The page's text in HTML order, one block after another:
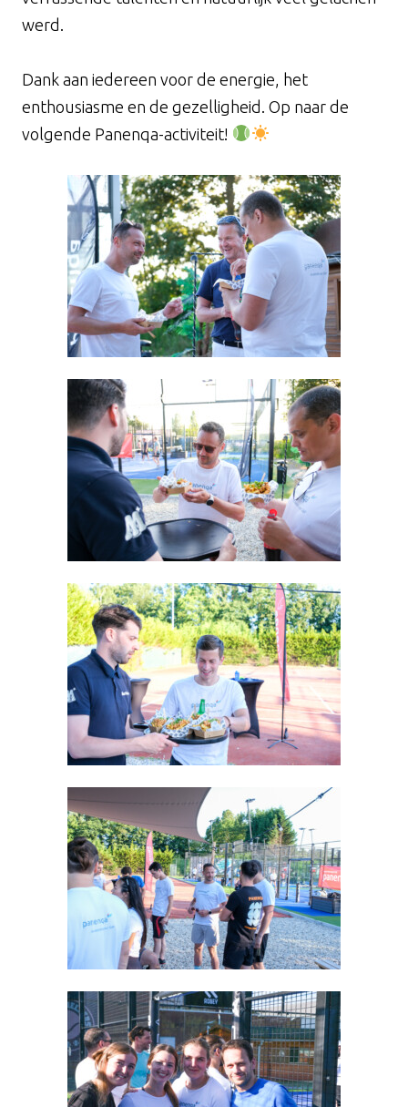
werd.
Dank aan iedereen voor de energie, het
enthousiasme en de gezelligheid. Op naar de
volgende Panenqa-activiteit!